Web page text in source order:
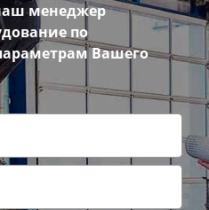
менеджер
по
Вашего